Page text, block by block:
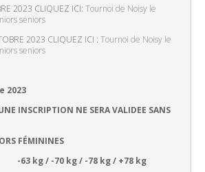
2023 CLIQUEZ ICI: Tournoi de Noisy le
seniors
2023 CLIQUEZ ICI : Tournoi de Noisy le
seniors
2023
INSCRIPTION NE SERA VALIDEE SANS
FÉMININES
kg / -78 kg / +78 kg